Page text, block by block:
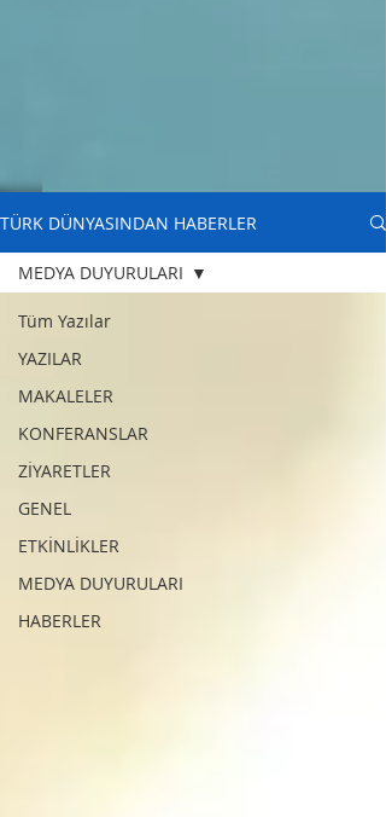
TÜRK DÜNYASINDAN HABERLER
Tüm Yazılar
YAZILAR
MAKALELER
KONFERANSLAR
ZİYARETLER
GENEL
ETKİNLİKLER
MEDYA DUYURULARI
HABERLER
MEDYA DUYURULARI